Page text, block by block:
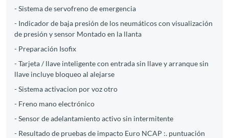
- Sistema de servofreno de emergencia
- Indicador de baja presión de los neumáticos con visualización
de presión y sensor Montado en la llanta
- Preparación Isofix
- Tarjeta / llave inteligente con entrada sin llave y arranque sin
llave incluye bloqueo al alejarse
- Sistema activacion por voz otro
- Freno mano electrónico
- Sensor de adelantamiento activo sin intermitente
- Resultado de pruebas de impacto Euro NCAP :. puntuación